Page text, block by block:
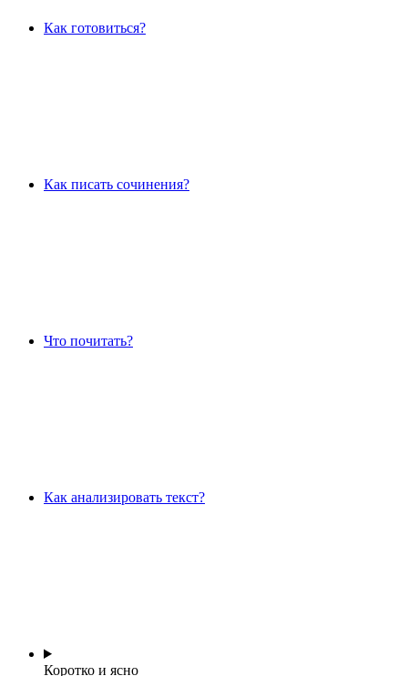
Как готовиться?
Как писать сочинения?
Что почитать?
Как анализировать текст?
Коротко и ясно